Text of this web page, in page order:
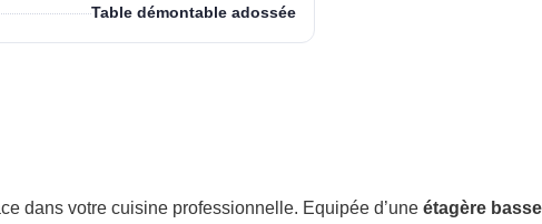
Table démontable adossée
dans votre cuisine professionnelle. Equipée d’une étagère basse